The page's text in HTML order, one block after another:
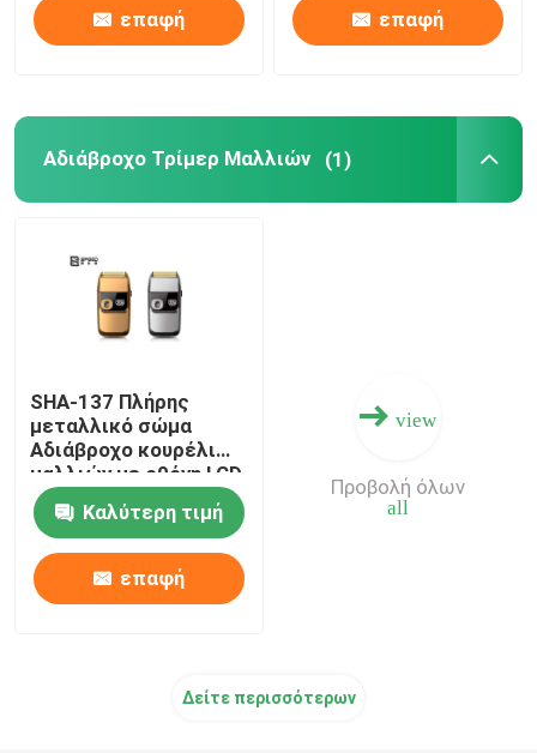
Ηλεκτρική ξυριστική μηχανή
Μικρό θόρυβο κλεπτήρας μαλλιών
Μικροτρίμερ
Κριμακτής μαλλιών ανδρών
Μεταφορτωτό Κλεπτήρα Μαλλιών
trimmer σωμάτων
επαφή επαφή
Αδιάβροχο Τρίμερ Μαλλιών (1)
SHA-137 Πλήρης
μεταλλικό σώμα
Αδιάβροχο κουρέλι
μαλλιών με οθόνη LCD
δύο ταχύτητες
Επαγγελματίας
Καλύτερη τιμή
επαφή
view
all
Προβολή όλων
Δείτε περισσότερων